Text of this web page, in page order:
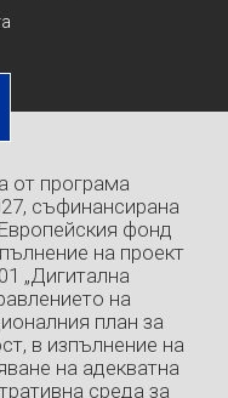
от програма
съфинансирана
фонд
на проект
„Дигитална
на
план за
в изпълнение на
на адекватна
среда за